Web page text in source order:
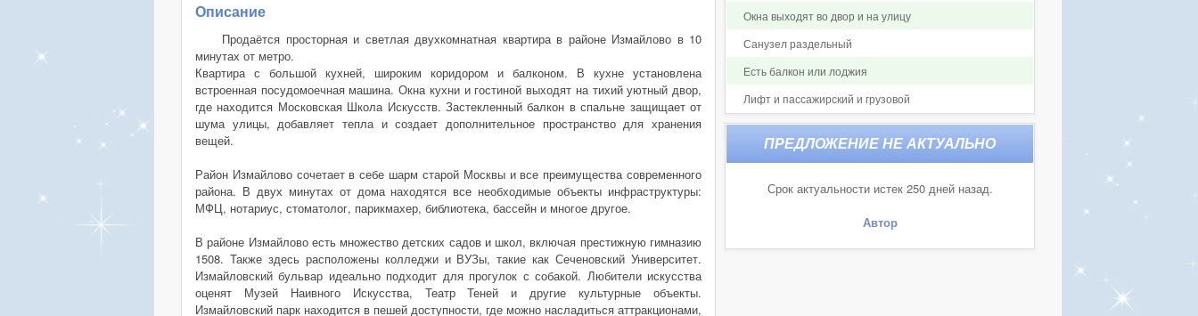
Описание
Продаётся просторная и светлая двухкомнатная квартира в районе Измайлово в 10
минутах от метро.
Квартира с большой кухней, широким коридором и балконом. В кухне установлена
встроенная посудомоечная машина. Окна кухни и гостиной выходят на тихий уютный двор,
где находится Московская Школа Искусств. Застекленный балкон в спальне защищает от
шума улицы, добавляет тепла и создает дополнительное пространство для хранения
вещей.
Район Измайлово сочетает в себе шарм старой Москвы и все преимущества современного
района. В двух минутах от дома находятся все необходимые объекты инфраструктуры:
МФЦ, нотариус, стоматолог, парикмахер, библиотека, бассейн и многое другое.
В районе Измайлово есть множество детских садов и школ, включая престижную гимназию
1508. Также здесь расположены колледжи и ВУЗы, такие как Сеченовский Университет.
Измайловский бульвар идеально подходит для прогулок с собакой. Любители искусства
оценят Музей Наивного Искусства, Театр Теней и другие культурные объекты.
Измайловский парк находится в пешей доступности, где можно насладиться аттракционами,
Окна выходят во двор и на улицу
Санузел раздельный
Есть балкон или лоджия
Лифт и пассажирский и грузовой
Срок актуальности истек 250 дней назад.
Автор